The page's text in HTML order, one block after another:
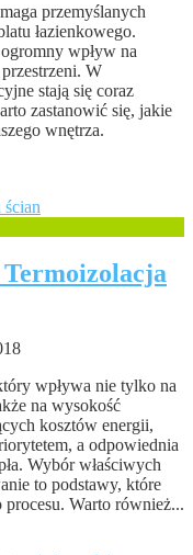
przemyślanych
łazienkowego.
wpływ na
W
stają się coraz
zastanowić się, jakie
wnętrza.
wpływa nie tylko na
na wysokość
kosztów energii,
a odpowiednia
Wybór właściwych
to podstawy, które
procesu. Warto również...